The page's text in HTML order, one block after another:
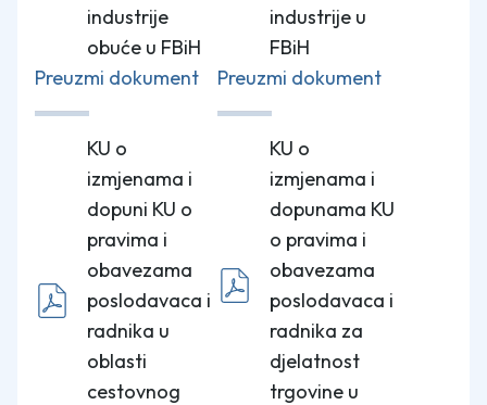
industrije
obuće u FBiH
Preuzmi dokument
industrije u
FBiH
Preuzmi dokument
KU o
izmjenama i
dopuni KU o
pravima i
obavezama
poslodavaca i
radnika u
oblasti
cestovnog
KU o
izmjenama i
dopunama KU
o pravima i
obavezama
poslodavaca i
radnika za
djelatnost
trgovine u